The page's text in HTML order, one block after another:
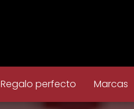
Regalo perfecto Marcas